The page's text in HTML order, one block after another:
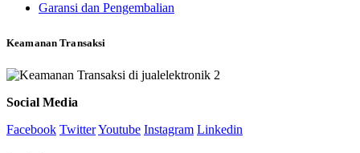
Garansi dan Pengembalian
Keamanan Transaksi
Social Media
Facebook TwitterYoutube Instagram Linkedin